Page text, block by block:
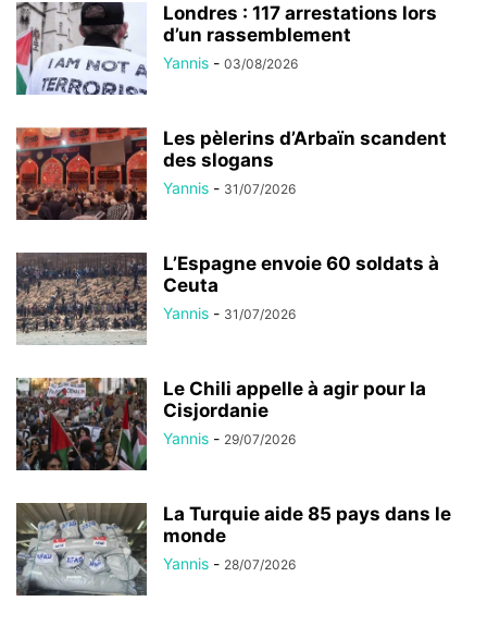
Londres : 117 arrestations lors
d’un rassemblement
Yannis - 03/08/2026
Les pèlerins d’Arbaïn scandent
des slogans
Yannis - 31/07/2026
L’Espagne envoie 60 soldats à
Ceuta
Yannis - 31/07/2026
Le Chili appelle à agir pour la
Cisjordanie
Yannis - 29/07/2026
La Turquie aide 85 pays dans le
monde
Yannis - 28/07/2026